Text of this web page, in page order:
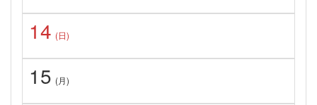
14 (日)
15 (月)